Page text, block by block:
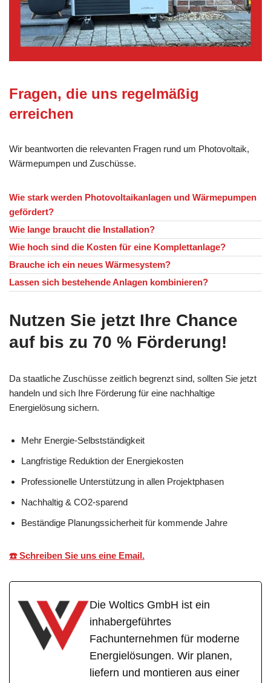
Fragen, die uns regelmäßig
erreichen
Wir beantworten die relevanten Fragen rund um Photovoltaik,
Wärmepumpen und Zuschüsse.
Wie stark werden Photovoltaikanlagen und Wärmepumpen
gefördert?
Wie lange braucht die Installation?
Wie hoch sind die Kosten für eine Komplettanlage?
Brauche ich ein neues Wärmesystem?
Lassen sich bestehende Anlagen kombinieren?
Nutzen Sie jetzt Ihre Chance
auf bis zu 70 % Förderung!
Da staatliche Zuschüsse zeitlich begrenzt sind, sollten Sie jetzt
handeln und sich Ihre Förderung für eine nachhaltige
Energielösung sichern.
Mehr Energie-Selbstständigkeit
Langfristige Reduktion der Energiekosten
Professionelle Unterstützung in allen Projektphasen
Nachhaltig & CO2-sparend
Beständige Planungssicherheit für kommende Jahre
☎️ Schreiben Sie uns eine Email.
Die Woltics GmbH ist ein
inhabergeführtes
Fachunternehmen für moderne
Energielösungen. Wir planen,
liefern und montieren aus einer